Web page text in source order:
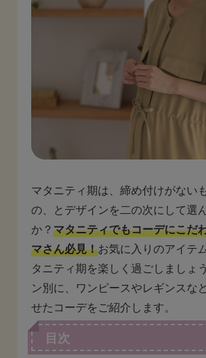
マタニティ期は、締め付けがない
の、とデザインを二の次にして選
か？マタニティでもコーデにこだ
マさん必見！お気に入りのアイテ
タニティ期を楽しく過ごしましょ
ン別に、ワンピースやレギンスな
せたコーデをご紹介します。
目次